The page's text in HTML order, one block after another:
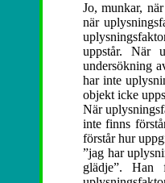
Jo, munkar,
när
uppstår. När
undersökning
har inte
objekt icke
När
inte finns
förstår hur
”jag har
glädje”. Han